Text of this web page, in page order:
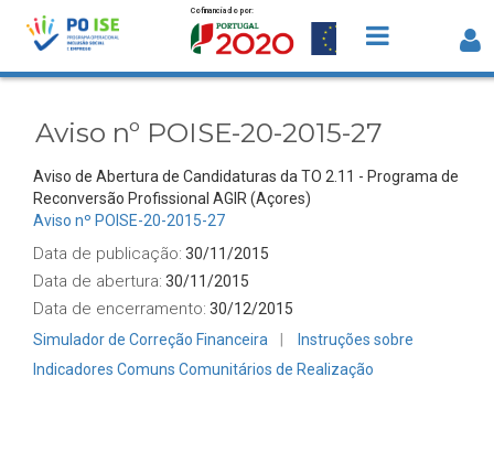
Saltar para o conteúdo
Avisos
Cofinanciado por:
Aviso nº POISE-20-2015-27
Aviso de Abertura de Candidaturas da TO 2.11 - Programa de
Reconversão Profissional AGIR (Açores)
Aviso nº POISE-20-2015-27
Data de publicação: 30/11/2015
Data de abertura: 30/11/2015
Data de encerramento: 30/12/2015
Simulador de Correção Financeira
Instruções sobre
Indicadores Comuns Comunitários de Realização